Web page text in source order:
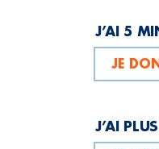
J’AI 5
JE
J’AI